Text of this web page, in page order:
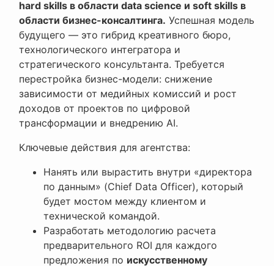
hard skills в области data science и soft skills в
области бизнес-консалтинга. Успешная модель
будущего — это гибрид креативного бюро,
технологического интегратора и
стратегического консультанта. Требуется
перестройка бизнес-модели: снижение
зависимости от медийных комиссий и рост
доходов от проектов по цифровой
трансформации и внедрению AI.
Ключевые действия для агентства:
Нанять или вырастить внутри «директора
по данным» (Chief Data Officer), который
будет мостом между клиентом и
технической командой.
Разработать методологию расчета
предварительного ROI для каждого
предложения по искусственному